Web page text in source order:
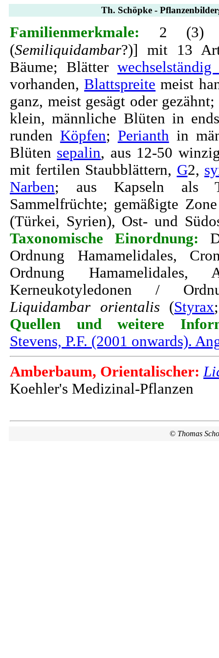
Th. Schöpke -
Familienmerkmale:
2 (3)
(Semiliquidambar?)] mit 13
Bäume; Blätter
vorhanden, Blattspreite meist
ganz, meist gesägt oder
klein, männliche Blüten in
runden Köpfen; Perianth in
Blüten sepalin, aus 12-50
mit fertilen Staubblättern, G2,
Narben; aus Kapseln als
Sammelfrüchte; gemäßigte
(Türkei, Syrien), Ost- und
Taxonomische Einordnung:
Ordnung Hamamelidales,
Ordnung
Kerneukotyledonen /
Liquidambar orientalis (Styrax
Quellen und weitere
Stevens, P.F. (2001 onwards).
Amberbaum, Orientalischer:
Koehler's Medizinal-Pflanzen
© Thomas